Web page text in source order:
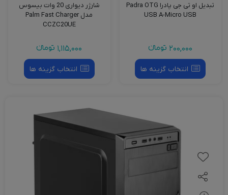
تبدیل او تی جی پادرا Padra OTG
USB A-Micro USB
200,000 تومانءء
انتخاب گزینه ها
شارژر دیواری 20 وات بیسوس
مدل Palm Fast Charger
CCZC20UE
1,115,000 تومانءء
انتخاب گزینه ها